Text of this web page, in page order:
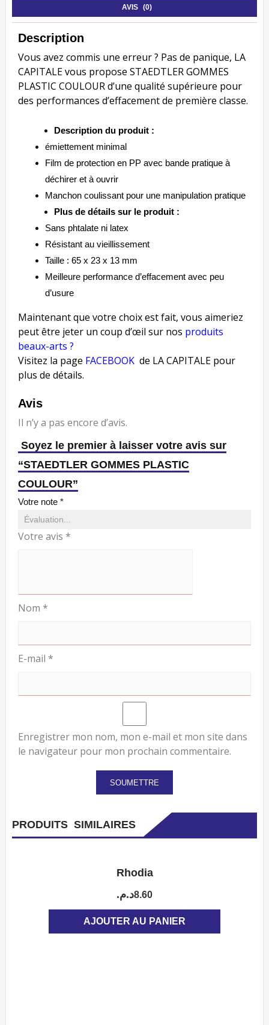
AVIS (0)
Description
Vous avez commis une erreur ? Pas de panique, LA
CAPITALE vous propose STAEDTLER GOMMES
PLASTIC COULOUR d’une qualité supérieure pour
des performances d’effacement de première classe.
Description du produit :
émiettement minimal
Film de protection en PP avec bande pratique à
déchirer et à ouvrir
Manchon coulissant pour une manipulation pratique
Plus de détails sur le produit :
Sans phtalate ni latex
Résistant au vieillissement
Taille : 65 x 23 x 13 mm
Meilleure performance d’effacement avec peu
d’usure
Maintenant que votre choix est fait, vous aimeriez
peut être jeter un coup d’œil sur nos produits
beaux-arts ?
Visitez la page FACEBOOK de LA CAPITALE pour
plus de détails.
Avis
Il n’y a pas encore d’avis.
Soyez le premier à laisser votre avis sur
“STAEDTLER GOMMES PLASTIC
COULOUR”
Votre note *
Votre avis *
Nom *
E-mail *
Enregistrer mon nom, mon e-mail et mon site dans
le navigateur pour mon prochain commentaire.
PRODUITS SIMILAIRES
Rhodia
8.60د.م.
AJOUTER AU PANIER